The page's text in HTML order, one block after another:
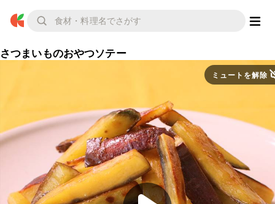
さつまいものおやつソテー
ミュートを解除